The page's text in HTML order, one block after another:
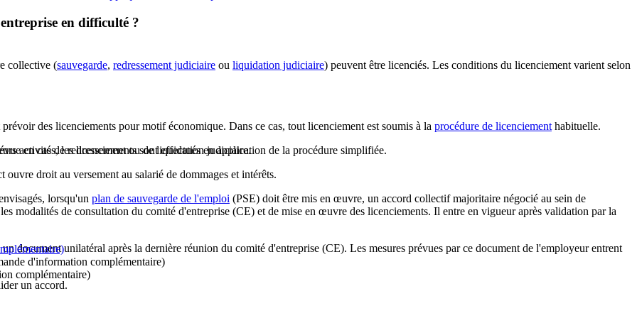
en difficulté ?
collective (sauvegarde, redressement judiciaire ou liquidation judiciaire) peuvent être licenciés. Les conditions du licenciement varient selon
des licenciements pour motif économique. Dans ce cas, tout licenciement est soumis à la procédure de licenciement habituelle.
activités, les licenciements sont effectués en application de la procédure simplifiée.
en cas de redressement ou de liquidation judiciaire.
droit au versement au salarié de dommages et intérêts.
lorsqu'un plan de sauvegarde de l'emploi (PSE) doit être mis en œuvre, un accord collectif majoritaire négocié au sein de
modalités de consultation du comité d'entreprise (CE) et de mise en œuvre des licenciements. Il entre en vigueur après validation par la
document unilatéral après la dernière réunion du comité d'entreprise (CE). Les mesures prévues par ce document de l'employeur entrent
un accord.
d'information complémentaire)
complémentaire)